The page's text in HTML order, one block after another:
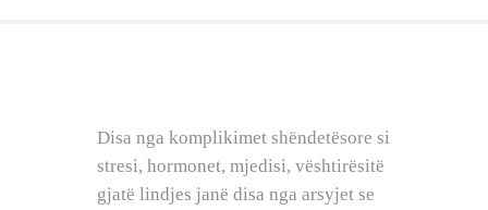
Disa nga komplikimet shëndetësore si
stresi, hormonet, mjedisi, vështirësitë
gjatë lindjes janë disa nga arsyjet se